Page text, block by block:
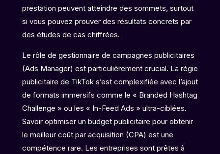
prestation peuvent atteindre des sommets, surtout
si vous pouvez prouver des résultats concrets par
des études de cas chiffrées.
Le rôle de gestionnaire de campagnes publicitaires
(Ads Manager) est particulièrement crucial. La régie
publicitaire de TikTok s’est complexifiée avec l’ajout
de formats immersifs comme le « Branded Hashtag
Challenge » ou les « In-Feed Ads » ultra-ciblées.
Savoir optimiser un budget publicitaire pour obtenir
le meilleur coût par acquisition (CPA) est une
compétence rare. Les entreprises sont prêtes à